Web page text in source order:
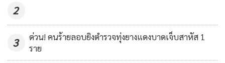
2
3
ด่วน! คนร้ายลอบยิงตำรวจทุ่งยางแดงบาดเจ็บสาหัส 1
ราย